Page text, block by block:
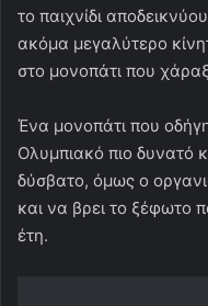
το παιχνίδι
ακόμα μεγαλύτερο
στο μονοπάτι που
Ένα μονοπάτι που
Ολυμπιακό πιο δυνατό
δύσβατο, όμως ο
και να βρει το ξέφωτο
έτη.